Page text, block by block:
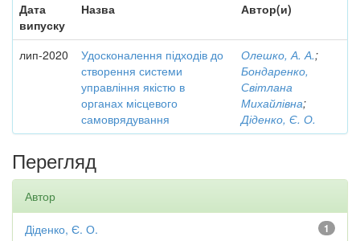
Дата
випуску
Назва Автор(и)
лип-2020
Удосконалення підходів до
створення системи
управління якістю в
органах місцевого
самоврядування
Олешко, А. А.;
Бондаренко,
Світлана
Михайлівна;
Діденко, Є. О.
Перегляд
Автор
1
Діденко, Є. О.